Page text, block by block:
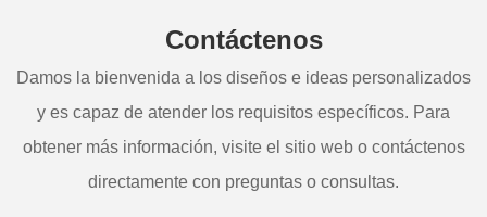
Contáctenos
Damos la bienvenida a los diseños e ideas personalizados
y es capaz de atender los requisitos específicos. Para
obtener más información, visite el sitio web o contáctenos
directamente con preguntas o consultas.